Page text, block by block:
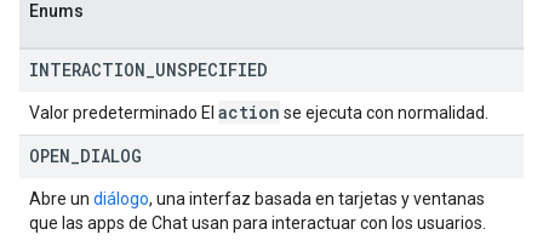
Enums
INTERACTION UNSPECIFIED
Valor predeterminado El action se ejecuta con normalidad.
OPEN DIALOG
Abre un diálogo, una interfaz basada en tarjetas y ventanas
que las apps de Chat usan para interactuar con los usuarios.